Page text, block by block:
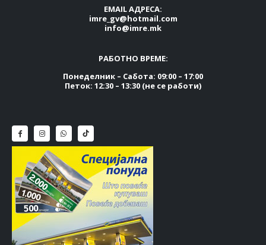
EMAIL АДРЕСА:
imre_gv@hotmail.com
info@imre.mk
РАБОТНО ВРЕМЕ:
Понеделник – Сабота: 09:00 – 17:00
Петок: 12:30 – 13:30 (не се работи)